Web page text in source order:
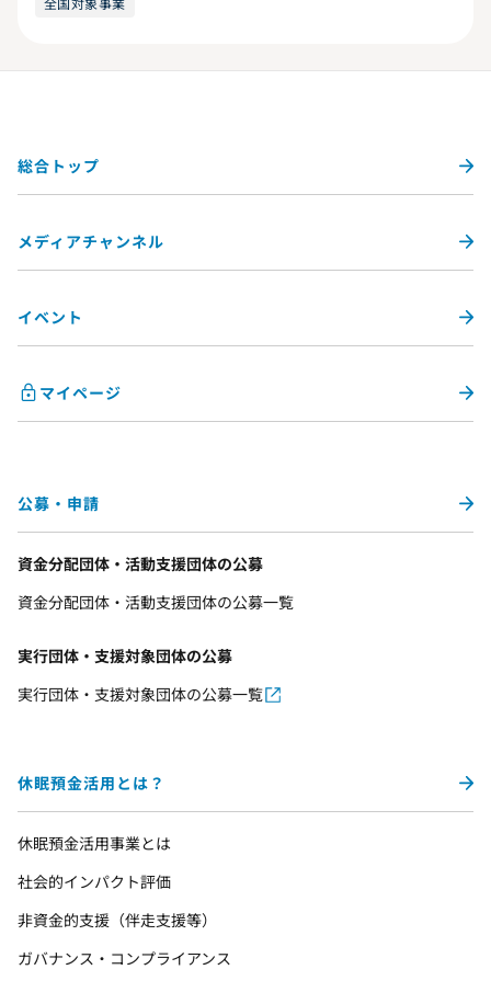
総合トップ
メディアチャンネル
イベント
マイページ
公募・申請
資金分配団体・活動支援団体の公募
資金分配団体・活動支援団体の公募一覧
実行団体・支援対象団体の公募
実行団体・支援対象団体の公募一覧
休眠預金活用とは？
休眠預金活用事業とは
社会的インパクト評価
非資金的支援（伴走支援等）
ガバナンス・コンプライアンス